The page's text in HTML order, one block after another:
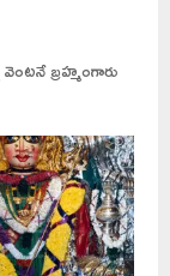
బ్రహ్మంగారు